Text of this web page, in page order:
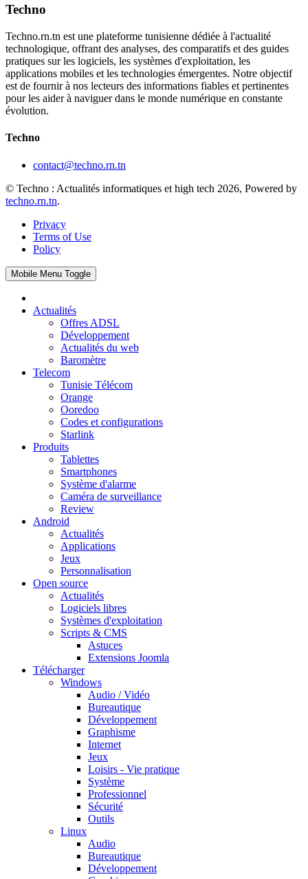
Techno
Techno.rn.tn est une plateforme tunisienne dédiée à l'actualité
technologique, offrant des analyses, des comparatifs et des guides
pratiques sur les logiciels, les systèmes d'exploitation, les
applications mobiles et les technologies émergentes. Notre objectif
est de fournir à nos lecteurs des informations fiables et pertinentes
pour les aider à naviguer dans le monde numérique en constante
évolution.
Techno
contact@techno.rn.tn
© Techno : Actualités informatiques et high tech 2026, Powered by
techno.rn.tn.
Privacy
Terms of Use
Policy
Mobile Menu Toggle
Actualités
Offres ADSL
Développement
Actualités du web
Baromètre
Telecom
Tunisie Télécom
Orange
Ooredoo
Codes et configurations
Starlink
Produits
Tablettes
Smartphones
Système d'alarme
Caméra de surveillance
Review
Android
Actualités
Applications
Jeux
Personnalisation
Open source
Actualités
Logiciels libres
Systèmes d'exploitation
Scripts & CMS
Astuces
Extensions Joomla
Télécharger
Windows
Audio / Vidéo
Bureautique
Développement
Graphisme
Internet
Jeux
Loisirs - Vie pratique
Système
Professionnel
Sécurité
Outils
Linux
Audio
Bureautique
Développement